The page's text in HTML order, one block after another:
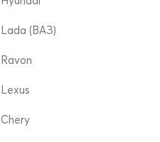
Lada (ВАЗ)
Ravon
Lexus
Chery